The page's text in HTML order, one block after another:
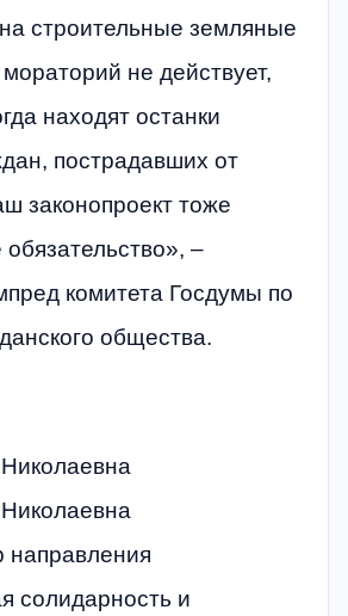
строительные земляные
не действует,
находят останки
пострадавших от
законопроект тоже
обязательство», –
комитета Госдумы по
общества.
направления
солидарность и